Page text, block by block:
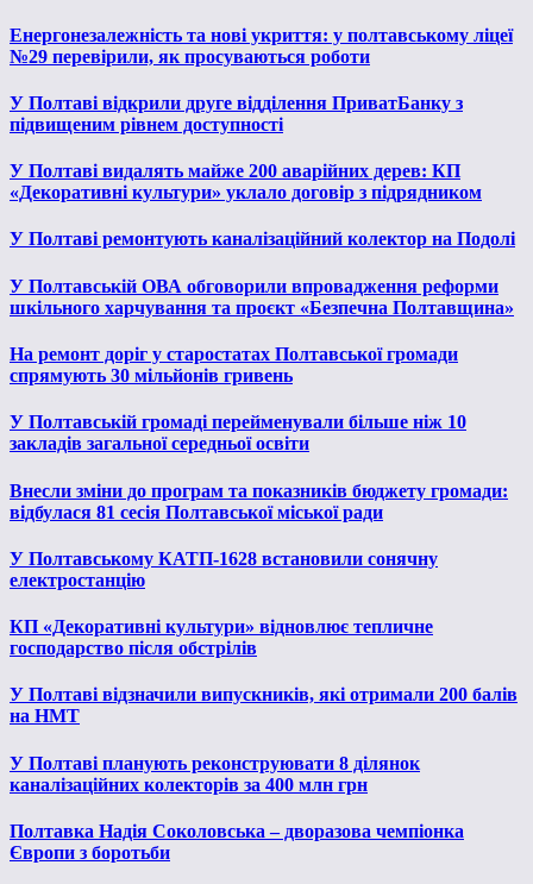
Енергонезалежність та нові укриття: у полтавському ліцеї
№29 перевірили, як просуваються роботи
У Полтаві відкрили друге відділення ПриватБанку з
підвищеним рівнем доступності
У Полтаві видалять майже 200 аварійних дерев: КП
«Декоративні культури» уклало договір з підрядником
У Полтаві ремонтують каналізаційний колектор на Подолі
У Полтавській ОВА обговорили впровадження реформи
шкільного харчування та проєкт «Безпечна Полтавщина»
На ремонт доріг у старостатах Полтавської громади
спрямують 30 мільйонів гривень
У Полтавській громаді перейменували більше ніж 10
закладів загальної середньої освіти
Внесли зміни до програм та показників бюджету громади:
відбулася 81 сесія Полтавської міської ради
У Полтавському КАТП-1628 встановили сонячну
електростанцію
КП «Декоративні культури» відновлює тепличне
господарство після обстрілів
У Полтаві відзначили випускників, які отримали 200 балів
на НМТ
У Полтаві планують реконструювати 8 ділянок
каналізаційних колекторів за 400 млн грн
Полтавка Надія Соколовська – дворазова чемпіонка
Європи з боротьби